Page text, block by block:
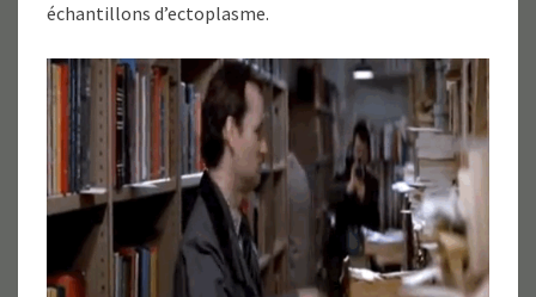
échantillons d’ectoplasme.